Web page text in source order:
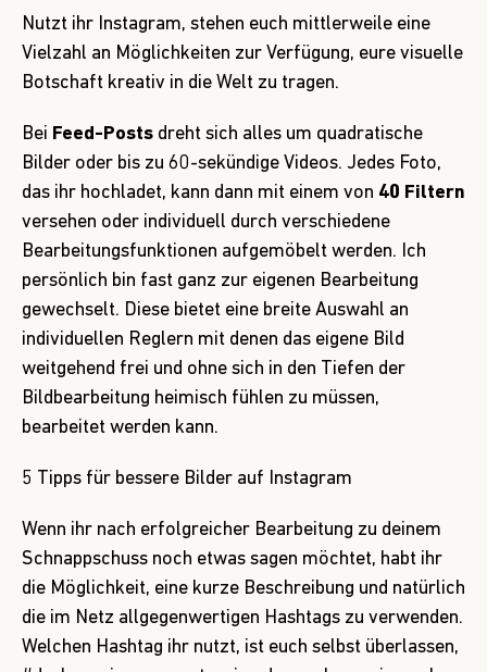
Nutzt ihr Instagram, stehen euch mittlerweile eine
Vielzahl an Möglichkeiten zur Verfügung, eure visuelle
Botschaft kreativ in die Welt zu tragen.
Bei Feed-Posts dreht sich alles um quadratische
Bilder oder bis zu 60-sekündige Videos. Jedes Foto,
das ihr hochladet, kann dann mit einem von 40 Filtern
versehen oder individuell durch verschiedene
Bearbeitungsfunktionen aufgemöbelt werden. Ich
persönlich bin fast ganz zur eigenen Bearbeitung
gewechselt. Diese bietet eine breite Auswahl an
individuellen Reglern mit denen das eigene Bild
weitgehend frei und ohne sich in den Tiefen der
Bildbearbeitung heimisch fühlen zu müssen,
bearbeitet werden kann.
5 Tipps für bessere Bilder auf Instagram
Wenn ihr nach erfolgreicher Bearbeitung zu deinem
Schnappschuss noch etwas sagen möchtet, habt ihr
die Möglichkeit, eine kurze Beschreibung und natürlich
die im Netz allgegenwertigen Hashtags zu verwenden.
Welchen Hashtag ihr nutzt, ist euch selbst überlassen,